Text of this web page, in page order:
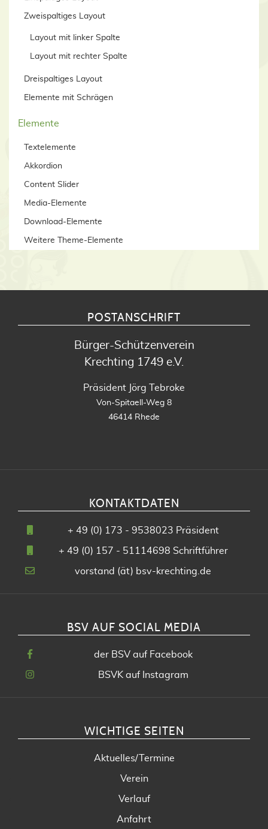
Zweispaltiges Layout
Layout mit linker Spalte
Layout mit rechter Spalte
Dreispaltiges Layout
Elemente mit Schrägen
Elemente
Textelemente
Akkordion
Content Slider
Media-Elemente
Download-Elemente
Weitere Theme-Elemente
POSTANSCHRIFT
Bürger-Schützenverein
Krechting 1749 e.V.
Präsident Jörg Tebroke
Von-Spitaell-Weg 8
46414 Rhede
KONTAKTDATEN
+ 49 (0) 173 - 9538023 Präsident
+ 49 (0) 157 - 51114698 Schriftführer
vorstand (ät) bsv-krechting.de
BSV AUF SOCIAL MEDIA
der BSV auf Facebook
BSVK auf Instagram
WICHTIGE SEITEN
Aktuelles/Termine
Verein
Verlauf
Anfahrt